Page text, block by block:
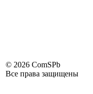
© 2026 ComSPb
Все права защищены